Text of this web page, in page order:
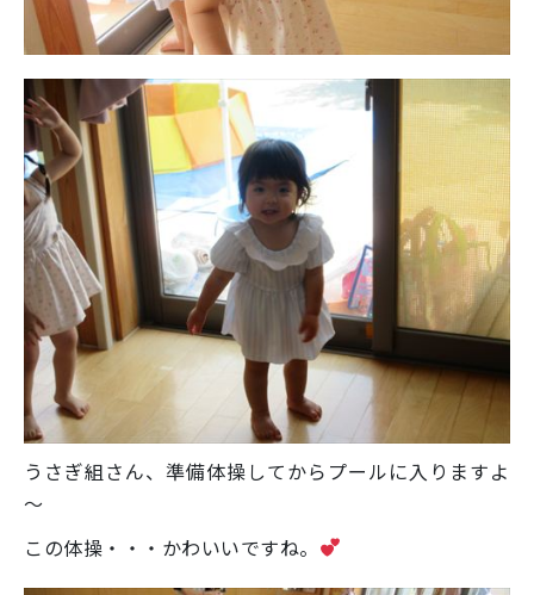
うさぎ組さん、準備体操してからプールに入りますよ
～
この体操・・・かわいいですね。